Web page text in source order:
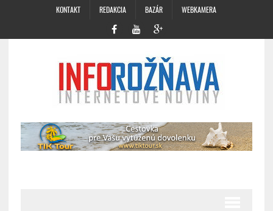
KONTAKT REDAKCIA BAZÁR WEBKAMERA